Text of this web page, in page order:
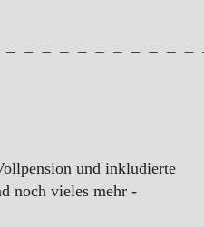
und inkludierte
noch vieles mehr -